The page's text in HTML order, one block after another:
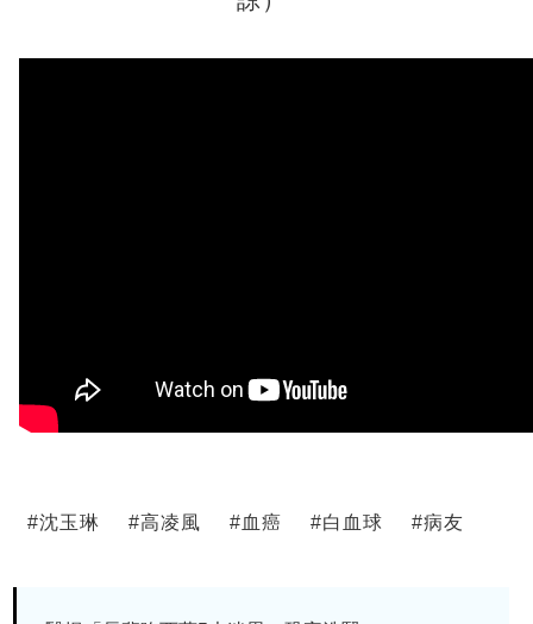
#沈玉琳 #高凌風 #血癌 #白血球 #病友